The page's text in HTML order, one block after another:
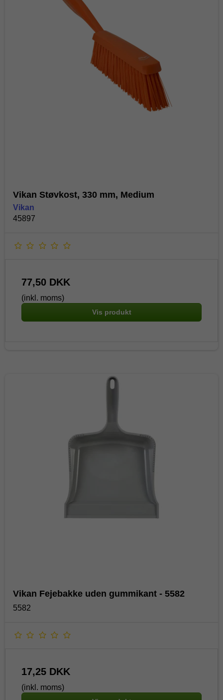
Vikan Støvkost, 330 mm, Medium
Vikan
45897
77,50 DKK
(inkl. moms)
Vis produkt
Vikan Fejebakke uden gummikant - 5582
5582
17,25 DKK
(inkl. moms)